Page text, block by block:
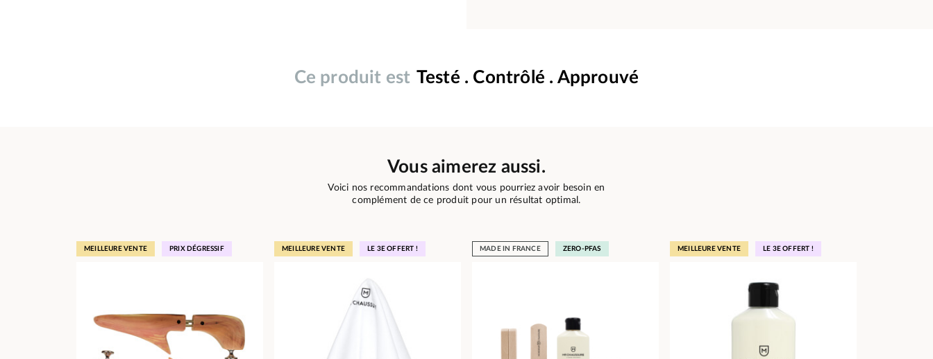
Ce produit est Testé . Contrôlé . Approuvé
Vous aimerez aussi.
Voici nos recommandations dont vous pourriez avoir besoin en
complément de ce produit pour un résultat optimal.
MEILLEURE VENTE PRIX DÉGRESSIF MEILLEURE VENTE LE 3E OFFERT ! MADE IN FRANCE ZERO-PFAS MEILLEURE VENTE LE 3E OFFERT !